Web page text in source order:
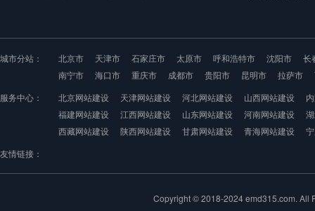
城市分站： 北京市 天津市 石家庄市 太原市 呼和浩特市 沈阳市
长
南宁市
海口市 重庆市 成都市 贵阳市 昆明市 拉萨市
服务中心：
北京网站建设 天津网站建设 河北网站建设 山西网站建设
福建网站建设
江西网站建设 山东网站建设 河南网站建设
西藏网站建设
陕西网站建设 甘肃网站建设 青海网站建设
友情链接：
Copyright © 2018-2024 emd315.com. All